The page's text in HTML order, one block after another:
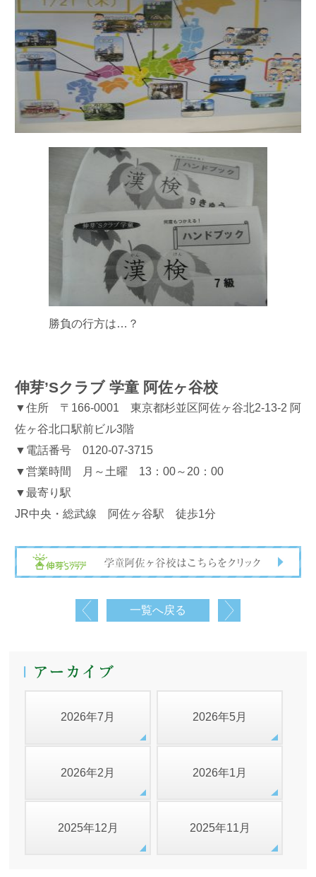
勝負の行方は…？
伸芽’Sクラブ 学童 阿佐ヶ谷校
▼住所 〒166-0001 東京都杉並区阿佐ヶ谷北2-13-2 阿
佐ヶ谷北口駅前ビル3階
▼電話番号 0120-07-3715
▼営業時間 月～土曜 13：00～20：00
▼最寄り駅
JR中央・総武線 阿佐ヶ谷駅 徒歩1分
一覧へ戻る
2026年7月 2026年5月
2026年2月 2026年1月
2025年12月 2025年11月